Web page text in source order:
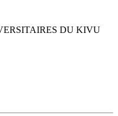
DU KIVU